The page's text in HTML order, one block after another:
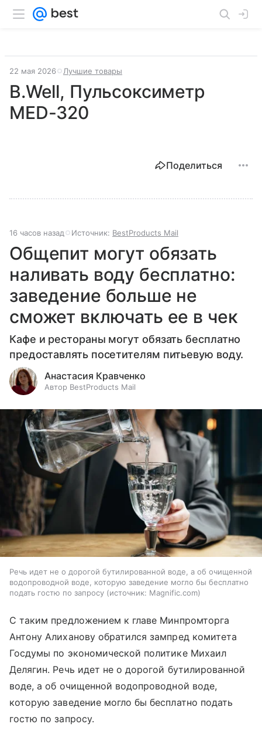
22 мая 2026 Лучшие товары
B.Well, Пульсоксиметр
MED-320
Поделиться
16 часов назад Источник: BestProducts Mail
Общепит могут обязать
наливать воду бесплатно:
заведение больше не
сможет включать ее в чек
Кафе и рестораны могут обязать бесплатно
предоставлять посетителям питьевую воду.
Анастасия Кравченко
Автор BestProducts Mail
Речь идет не о дорогой бутилированной воде, а об очищенной
водопроводной воде, которую заведение могло бы бесплатно
подать гостю по запросу
источник: Magnific.com
С таким предложением к главе Минпромторга
Антону Алиханову обратился зампред комитета
Госдумы по экономической политике Михаил
Делягин. Речь идет не о дорогой бутилированной
воде, а об очищенной водопроводной воде,
которую заведение могло бы бесплатно подать
гостю по запросу.